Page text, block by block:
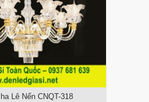
Lê Nến CNQT-318